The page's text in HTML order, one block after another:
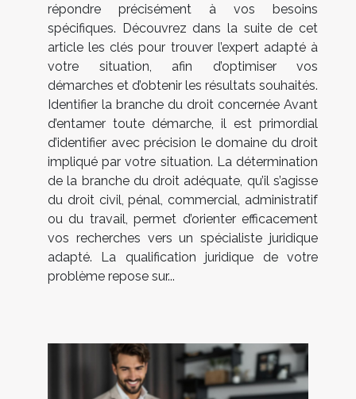
répondre précisément à vos besoins
spécifiques. Découvrez dans la suite de cet
article les clés pour trouver l’expert adapté à
votre situation, afin d’optimiser vos
démarches et d’obtenir les résultats souhaités.
Identifier la branche du droit concernée Avant
d’entamer toute démarche, il est primordial
d’identifier avec précision le domaine du droit
impliqué par votre situation. La détermination
de la branche du droit adéquate, qu’il s’agisse
du droit civil, pénal, commercial, administratif
ou du travail, permet d’orienter efficacement
vos recherches vers un spécialiste juridique
adapté. La qualification juridique de votre
problème repose sur...